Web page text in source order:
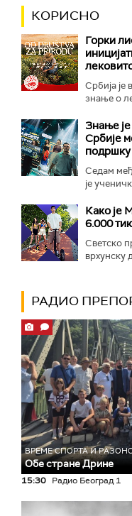
КОРИСНО
Горки
Србија је
знање о
Знање
Србије
Седам
је
Како је
6.000
Светско
врхунску
РАДИО
ВРЕМЕ СПОРТА И
Обе стране Дрине
15:30 Радио Београд 1